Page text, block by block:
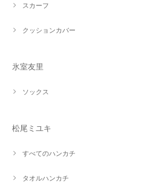
スカーフ
クッションカバー
氷室友里
ソックス
松尾ミユキ
すべてのハンカチ
タオルハンカチ